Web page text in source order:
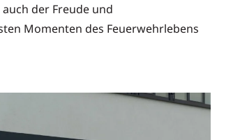
der Freude und
Momenten des Feuerwehrlebens